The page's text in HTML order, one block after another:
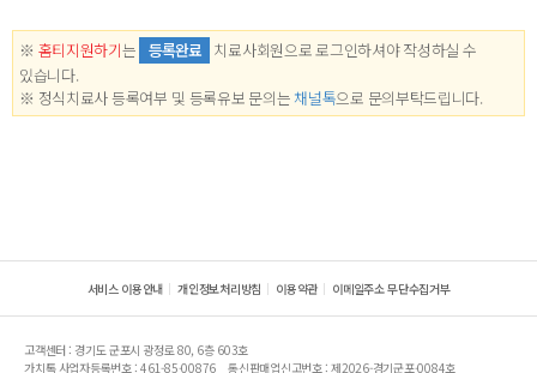
※ 홈티지원하기는 등록완료 치료사회원으로 로그인하셔야 작성하실 수
있습니다.
※ 정식치료사 등록여부 및 등록유보 문의는 채널톡으로 문의부탁드립니다.
서비스 이용안내 개인정보처리방침 이용약관 이메일주소 무단수집거부
고객센터 : 경기도 군포시 광정로 80, 6층 603호
가치톡 사업자등록번호 : 461-85-00876
통신판매업신고번호 : 제2026-경기군포-0084호